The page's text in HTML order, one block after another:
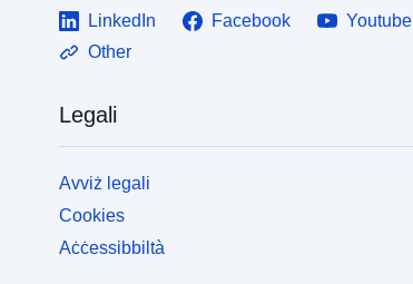
LinkedIn Facebook
Youtube
Other
Legali
Avviż legali
Cookies
Aċċessibbiltà